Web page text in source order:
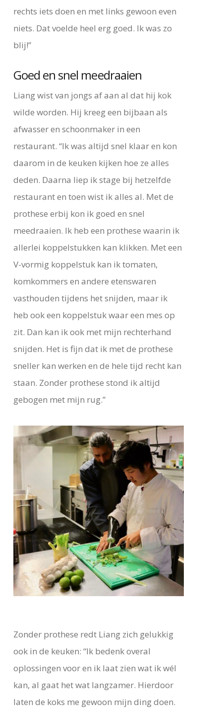
rechts iets doen en met links gewoon even
niets. Dat voelde heel erg goed. Ik was zo
blij!”
Goed en snel meedraaien
Liang wist van jongs af aan al dat hij kok
wilde worden. Hij kreeg een bijbaan als
afwasser en schoonmaker in een
restaurant. “Ik was altijd snel klaar en kon
daarom in de keuken kijken hoe ze alles
deden. Daarna liep ik stage bij hetzelfde
restaurant en toen wist ik alles al. Met de
prothese erbij kon ik goed en snel
meedraaien. Ik heb een prothese waarin ik
allerlei koppelstukken kan klikken. Met een
V-vormig koppelstuk kan ik tomaten,
komkommers en andere etenswaren
vasthouden tijdens het snijden, maar ik
heb ook een koppelstuk waar een mes op
zit. Dan kan ik ook met mijn rechterhand
snijden. Het is fijn dat ik met de prothese
sneller kan werken en de hele tijd recht kan
staan. Zonder prothese stond ik altijd
gebogen met mijn rug.”
Zonder prothese redt Liang zich gelukkig
ook in de keuken: “Ik bedenk overal
oplossingen voor en ik laat zien wat ik wél
kan, al gaat het wat langzamer. Hierdoor
laten de koks me gewoon mijn ding doen.